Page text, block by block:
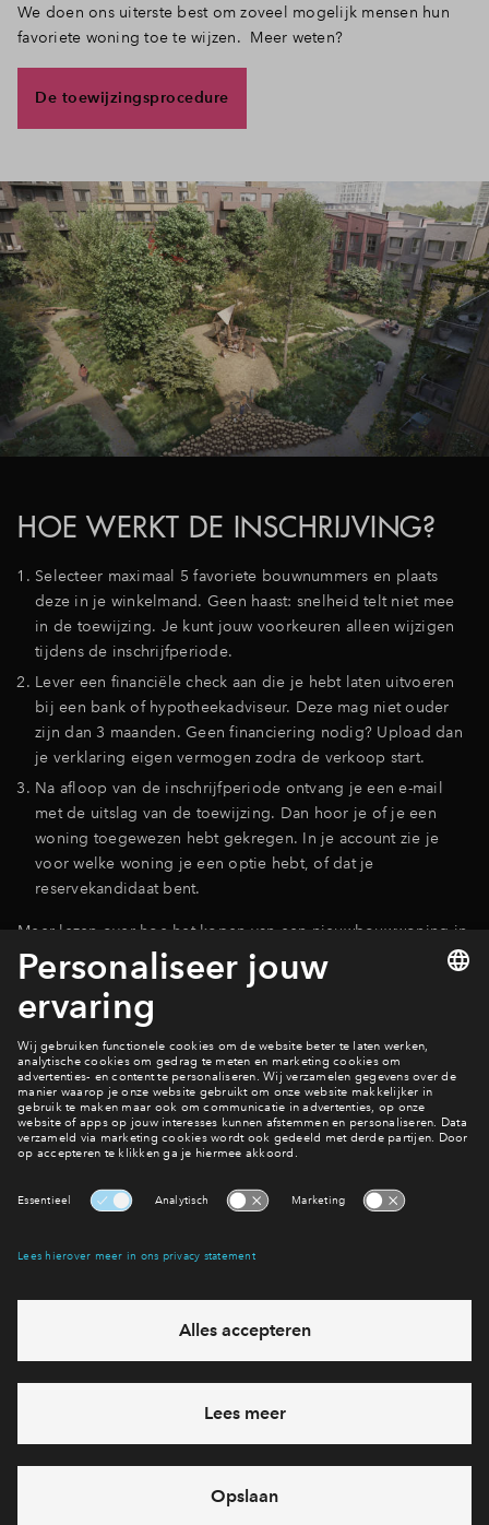
We doen ons uiterste best om zoveel mogelijk mensen hun
favoriete woning toe te wijzen. Meer weten?
De toewijzingsprocedure
HOE WERKT DE INSCHRIJVING?
Selecteer maximaal 5 favoriete bouwnummers en plaats
deze in je winkelmand. Geen haast: snelheid telt niet mee
in de toewijzing. Je kunt jouw voorkeuren alleen wijzigen
tijdens de inschrijfperiode.
Lever een financiële check aan die je hebt laten uitvoeren
bij een bank of hypotheekadviseur. Deze mag niet ouder
zijn dan 3 maanden. Geen financiering nodig? Upload dan
je verklaring eigen vermogen zodra de verkoop start.
Na afloop van de inschrijfperiode ontvang je een e-mail
met de uitslag van de toewijzing. Dan hoor je of je een
woning toegewezen hebt gekregen. In je account zie je
voor welke woning je een optie hebt, of dat je
reservekandidaat bent.
Meer lezen over hoe het kopen van een nieuwbouwwoning in
Park Valley fase 4 in zijn werk gaat?
Bekijk het volledige stappenplan
Interesse in wonen in Park Valley?
Bekijk het aanbod
eventuele projecten
Ja, ik wil mij aanmelden
Heb je een vraag en wil je direct antwoord? Bel ons op088-
7122667
6 dagen per week beschikbaar (behalve tijdens